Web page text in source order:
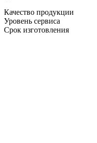
Качество продукции
Уровень сервиса
Срок изготовления